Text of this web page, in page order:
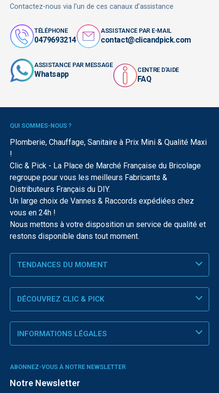
Contactez-nous via l'un de ces canaux d'assistance
TÉLÉPHONE
0479693214
ASSISTANCE PAR E-MAIL
contact@clicandpick.com
ASSISTANCE PAR MESSAGE
Whatsapp CENTRE D'AIDE
FAQ
QUI SOMMES-NOUS ?
Plomberie, Chauffage, Sanitaire à Prix Mini & Qualité Maxi
!
Clic & Pick - La Place de Marché Française du Bricolage
regroupe pour vous les meilleurs Fabricants &
Distributeurs Français du DIY.
Un large choix de Vannes & Raccords expédiées chez
vous en 24h !
Nous mettons à votre disposition un service de qualité et
restons disponible dans tout moment.
TENDANCES DU MOMENT
DÉCOUVREZ CLIC & PICK
INFORMATIONS LÉGALES
ABONNEZ-VOUS À NOTRE NEWSLETTER
Notre Newsletter